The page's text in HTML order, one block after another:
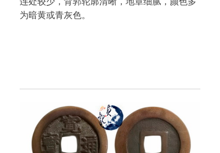
为暗黄或青灰色。